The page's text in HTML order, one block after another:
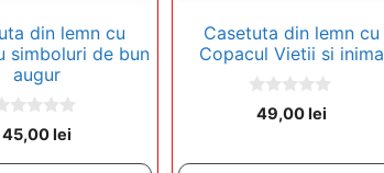
din lemn cu
simboluri de bun
augur
o45,00lei
Casetuta din lemn cu
Copacul Vietii si inima
o
o
49,00lei